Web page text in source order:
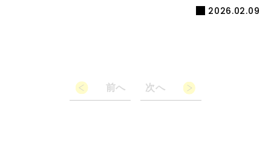
2026.02.09
前へ 次へ